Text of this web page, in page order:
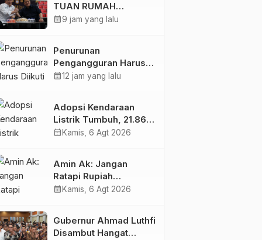
TUAN RUMAH
KEJURNAS MUAY THAI
calendar_month9 jam yang lalu
Penurunan
Pengangguran Harus
Diikuti Peningkatan
calendar_month12 jam yang lalu
Adopsi Kendaraan
Listrik Tumbuh, 21.865
Pelanggan Baru
pada Semester I 2026
calendar_month Kamis, 6 Agt 2026
Amin Ak: Jangan
Ratapi Rupiah
Melemah, Perkuat
calendar_month Kamis, 6 Agt 2026
Gubernur Ahmad Luthfi
Disambut Hangat